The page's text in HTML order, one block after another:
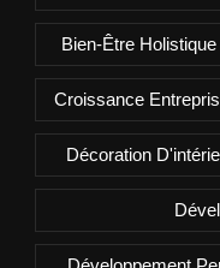
Bien-Être Holistique
Croissance
Décoration